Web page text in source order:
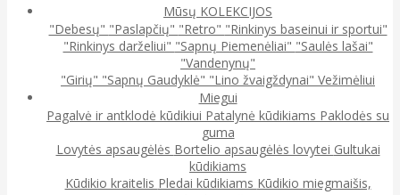
Mūsų KOLEKCIJOS
"Debesų" "Paslapčių" "Retro" "Rinkinys baseinui ir sportui"
"Rinkinys darželiui" "Sapnų Piemenėliai" "Saulės lašai"
"Vandenynų"
"Girių" "Sapnų Gaudyklė" "Lino žvaigždynai" Vežimėliui
Miegui
Pagalvė ir antklodė kūdikiui Patalynė kūdikiams Paklodės su
guma
Lovytės apsaugėlės Bortelio apsaugėlės lovytei Gultukai
kūdikiams
Kūdikio kraitelis Pledai kūdikiams Kūdikio miegmaišis,